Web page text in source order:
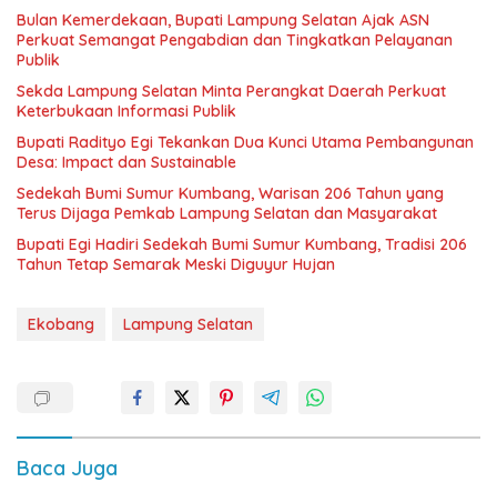
Bulan Kemerdekaan, Bupati Lampung Selatan Ajak ASN
Perkuat Semangat Pengabdian dan Tingkatkan Pelayanan
Publik
Sekda Lampung Selatan Minta Perangkat Daerah Perkuat
Keterbukaan Informasi Publik
Bupati Radityo Egi Tekankan Dua Kunci Utama Pembangunan
Desa: Impact dan Sustainable
Sedekah Bumi Sumur Kumbang, Warisan 206 Tahun yang
Terus Dijaga Pemkab Lampung Selatan dan Masyarakat
Bupati Egi Hadiri Sedekah Bumi Sumur Kumbang, Tradisi 206
Tahun Tetap Semarak Meski Diguyur Hujan
Ekobang Lampung Selatan
Baca Juga